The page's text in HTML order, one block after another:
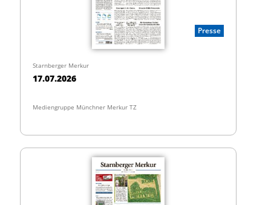
Presse
Starnberger Merkur
17.07.2026
Mediengruppe Münchner Merkur TZ